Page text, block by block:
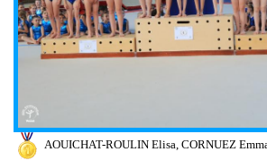
AOUICHAT-ROULIN Elisa, CORNUEZ